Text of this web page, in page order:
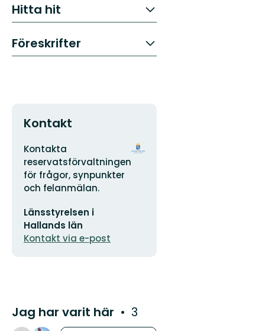
Hitta hit
Föreskrifter
Kontakt
Adress
Kontakta
reservatsförvaltningen
för frågor, synpunkter
och felanmälan.
postadress
Länsstyrelsen i
Hallands län
Kontakt via e-post
Organisationens
Jag har varit här 3